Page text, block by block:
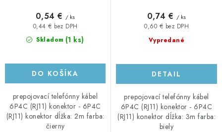
Skladom (1 ks)
0,44 € bez DPH
0,54 € / ks
DO KOŠÍKA
prepojovací telefónny kábel
6P4C (RJ11) konektor - 6P4C
(RJ11) konektor dĺžka: 2m farba:
čierny
Vypredané
0,60 € bez DPH
0,74 € / ks
DETAIL
prepojovací telefónny kábel
6P4C (RJ11) konektor - 6P4C
(RJ11) konektor dĺžka: 3m farba:
biely